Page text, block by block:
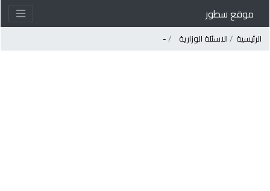
موقع سطور
الرئيسية الاسئلة الوزارية -